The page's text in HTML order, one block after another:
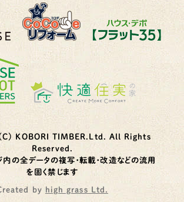
KOBORI TIMBER.Ltd. All Rights
Reserved.
内の全データの複写・転載・改造などの流用
を固く禁じます
by high grass Ltd.